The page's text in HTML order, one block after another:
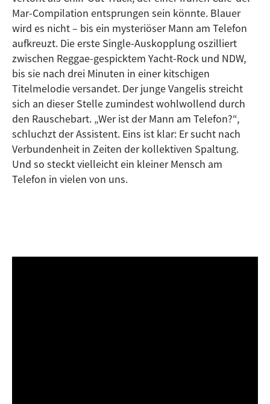
Mar-Compilation entsprungen sein könnte. Blauer
wird es nicht – bis ein mysteriöser Mann am Telefon
aufkreuzt. Die erste Single-Auskopplung oszilliert
zwischen Reggae-gespicktem Yacht-Rock und NDW,
bis sie nach drei Minuten in einer kitschigen
Titelmelodie versandet. Der junge Vangelis streicht
sich an dieser Stelle zumindest wohlwollend durch
den Rauschebart. „Wer ist der Mann am Telefon?“,
schluchzt der Assistent. Eins ist klar: Er sucht nach
Verbundenheit in Zeiten der kollektiven Spaltung.
Und so steckt vielleicht ein kleiner Mensch am
Telefon in vielen von uns.